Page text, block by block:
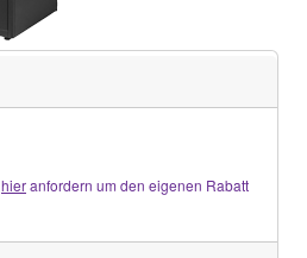
hieranfordern um den eigenen Rabatt